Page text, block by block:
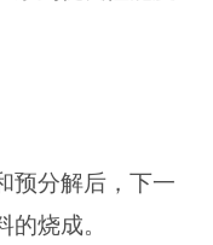
预分解后，下一
烧成。